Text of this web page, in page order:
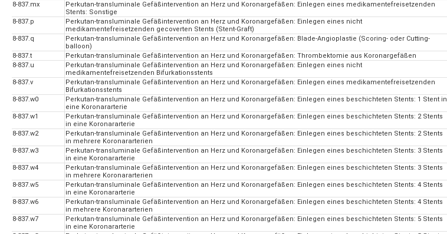
8-837.mx
Perkutan-transluminale Gefäßintervention an Herz und Koronargefäßen: Einlegen eines medikamentefreisetzenden
Stents: Sonstige
8-837.p
Perkutan-transluminale Gefäßintervention an Herz und Koronargefäßen: Einlegen eines nicht
medikamentefreisetzenden gecoverten Stents (Stent-Graft)
8-837.q
Perkutan-transluminale Gefäßintervention an Herz und Koronargefäßen: Blade-Angioplastie (Scoring- oder Cutting-
balloon)
8-837.t
Perkutan-transluminale Gefäßintervention an Herz und Koronargefäßen: Thrombektomie aus Koronargefäßen
8-837.u
Perkutan-transluminale Gefäßintervention an Herz und Koronargefäßen: Einlegen eines nicht
medikamentefreisetzenden Bifurkationsstents
8-837.v
Perkutan-transluminale Gefäßintervention an Herz und Koronargefäßen: Einlegen eines medikamentefreisetzenden
Bifurkationsstents
8-837.w0
Perkutan-transluminale Gefäßintervention an Herz und Koronargefäßen: Einlegen eines beschichteten Stents: 1 Stent in
eine Koronararterie
8-837.w1
Perkutan-transluminale Gefäßintervention an Herz und Koronargefäßen: Einlegen eines beschichteten Stents: 2 Stents
in eine Koronararterie
8-837.w2
Perkutan-transluminale Gefäßintervention an Herz und Koronargefäßen: Einlegen eines beschichteten Stents: 2 Stents
in mehrere Koronararterien
8-837.w3
Perkutan-transluminale Gefäßintervention an Herz und Koronargefäßen: Einlegen eines beschichteten Stents: 3 Stents
in eine Koronararterie
8-837.w4
Perkutan-transluminale Gefäßintervention an Herz und Koronargefäßen: Einlegen eines beschichteten Stents: 3 Stents
in mehrere Koronararterien
8-837.w5
Perkutan-transluminale Gefäßintervention an Herz und Koronargefäßen: Einlegen eines beschichteten Stents: 4 Stents
in eine Koronararterie
8-837.w6
Perkutan-transluminale Gefäßintervention an Herz und Koronargefäßen: Einlegen eines beschichteten Stents: 4 Stents
in mehrere Koronararterien
8-837.w7
Perkutan-transluminale Gefäßintervention an Herz und Koronargefäßen: Einlegen eines beschichteten Stents: 5 Stents
in eine Koronararterie